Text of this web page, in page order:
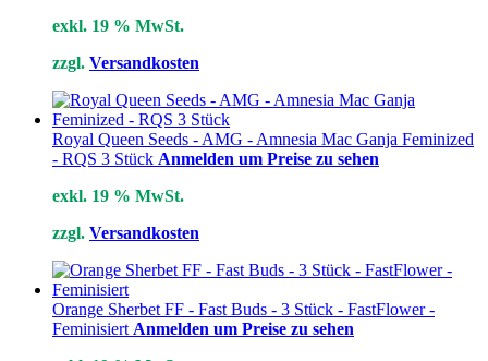
exkl. 19 % MwSt.
zzgl. Versandkosten
Royal Queen Seeds - AMG - Amnesia Mac Ganja Feminized
- RQS 3 Stück Anmelden um Preise zu sehen
exkl. 19 % MwSt.
zzgl. Versandkosten
Orange Sherbet FF - Fast Buds - 3 Stück - FastFlower -
Feminisiert Anmelden um Preise zu sehen